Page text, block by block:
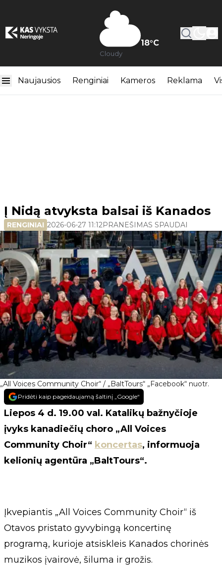
18°C
Cloudy
Naujausios Renginiai Kameros Reklama
„All Voices Community Choir“ / „BaltTours“ „Facebook“ nuotr.
Į Nidą atvyksta balsai iš Kanados
RENGINIAI 2026-06-27 11:12PRANEŠIMAS SPAUDAI
Pridėti kaip pageidaujamą šaltinį „Google“
Liepos 4 d. 19.00 val. Katalikų bažnyčioje
įvyks kanadiečių choro „All Voices
Community Choir“ koncertas, informuoja
kelionių agentūra „BaltTours“.
Įkvepiantis „All Voices Community Choir“ iš
Otavos pristato gyvybingą koncertinę
programą, kurioje atsiskleis Kanados chorinės
muzikos įvairovė, šiluma ir grožis.